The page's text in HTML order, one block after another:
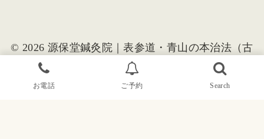
© 2026 源保堂鍼灸院｜表参道・青山の本治法（古
典鍼灸）と漢方相談｜併設：薬戸金堂
お電話 ご予約 Search